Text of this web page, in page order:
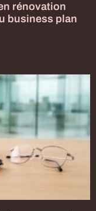
rénovation
business plan